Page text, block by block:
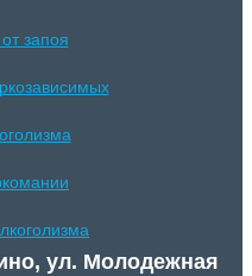
запоя
ул. Молодежная